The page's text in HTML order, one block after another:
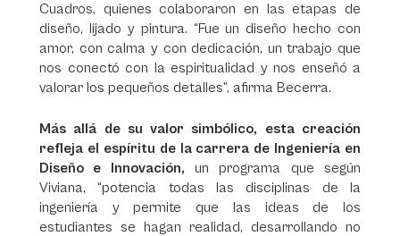
Cuadros, quienes colaboraron en las etapas de
diseño, lijado y pintura. “Fue un diseño hecho con
amor, con calma y con dedicación, un trabajo que
nos conectó con la espiritualidad y nos enseñó a
valorar los pequeños detalles”, afirma Becerra.
Más allá de su valor simbólico, esta creación
refleja el espíritu de la carrera de Ingeniería en
Diseño e Innovación, un programa que según
Viviana, “potencia todas las disciplinas de la
ingeniería y permite que las ideas de los
estudiantes se hagan realidad, desarrollando no